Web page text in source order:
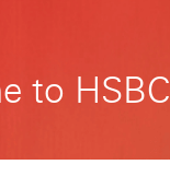
to HSBC